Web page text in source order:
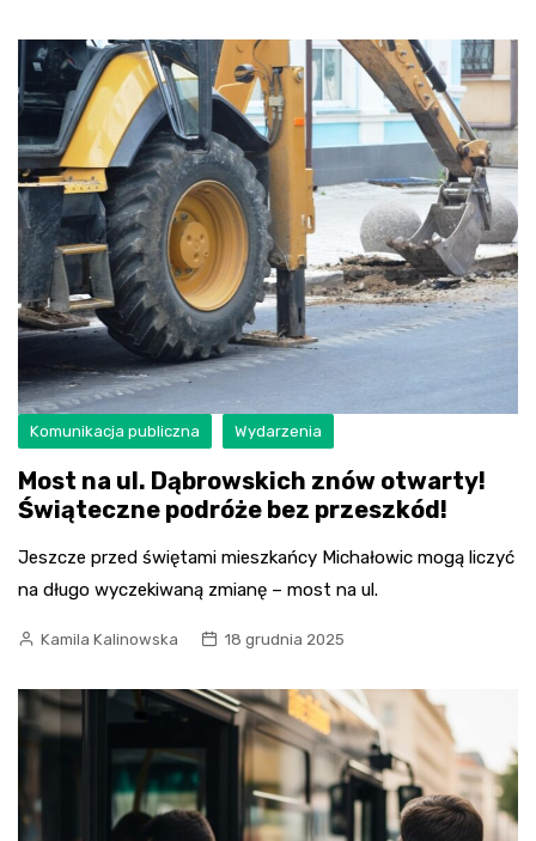
Komunikacja publiczna Wydarzenia
Most na ul. Dąbrowskich znów otwarty!
Świąteczne podróże bez przeszkód!
Jeszcze przed świętami mieszkańcy Michałowic mogą liczyć
na długo wyczekiwaną zmianę – most na ul.
Kamila Kalinowska 18 grudnia 2025